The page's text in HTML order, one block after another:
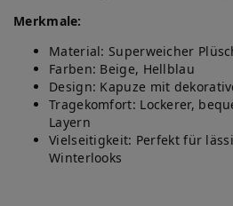
Merkmale:
Material: Superweicher
Farben: Beige, Hellblau
Design: Kapuze mit
Tragekomfort: Lockerer,
Layern
Vielseitigkeit: Perfekt für
Winterlooks